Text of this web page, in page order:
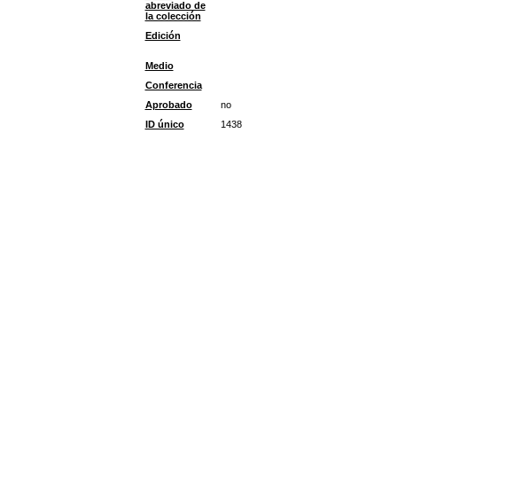
abreviado de
la colección
Edición
Medio
Conferencia
Aprobado
no
ID único
1438